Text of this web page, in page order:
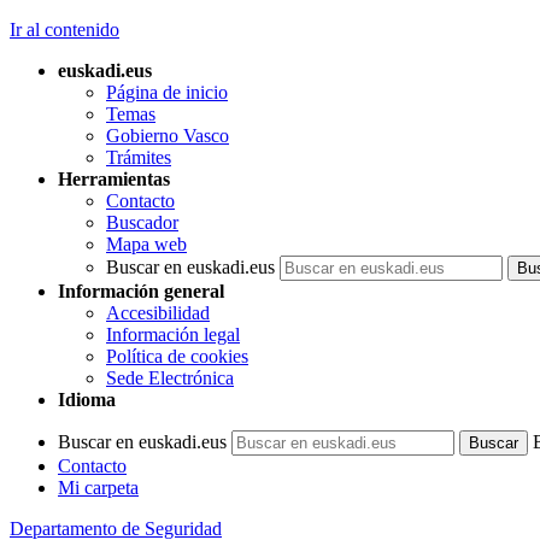
Ir al contenido
euskadi.eus
Página de inicio
Temas
Gobierno Vasco
Trámites
Herramientas
Contacto
Buscador
Mapa web
Buscar en euskadi.eus
Información general
Accesibilidad
Información legal
Política de cookies
Sede Electrónica
Idioma
Buscar en euskadi.eus
Contacto
Mi carpeta
Departamento de Seguridad
. Adaptación de las
máquinas BH.
DISPOSICIÓN
TRANSITORIA TERCERA
. Adaptación de los
sistemas de
interconexión.
DISPOSICIÓN
TRANSITORIA CUARTA
Versión del programa de
juego.
DISPOSICIÓN
DEROGATORIA
DISPOSICIÓN FINAL
ANEXO IMODELO Y
FORMATO DE ETIQUETA A
INSTALAR EN MÁQUINAS
DE JUEGO, DE LOS
TIPOS B, C Y AUXILIAR
ESPECIFICACIONES DE
LOS SISTEMAS DE
INTERNOS Y EXTERNOS